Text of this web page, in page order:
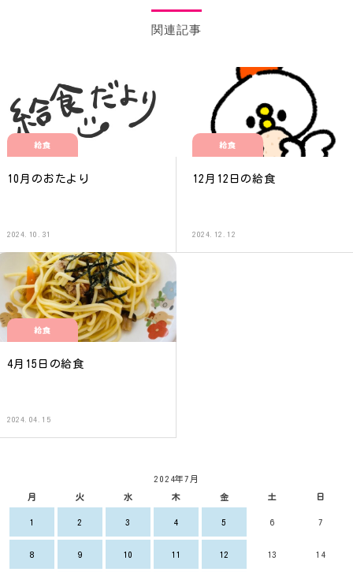
関連記事
給食
10月のおたより
2024.10.31
給食
12月12日の給食
2024.12.12
給食
4月15日の給食
2024.04.15
2024年7月
月 火 水 木 金 土 日
1 2 3 4 5 6 7
8 9 10 11 12 13 14